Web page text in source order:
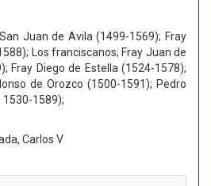
Juan de Avila (1499-1569); Fray
Los franciscanos; Fray Juan de
Fray Diego de Estella (1524-1578);
de Orozco (1500-1591); Pedro
1530-1589);
Carlos V